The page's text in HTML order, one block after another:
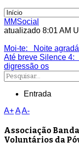
MMSocial
atualizado 8:01 AM
Moi-te: Noite
Até breve Silence 4:
digressão os
Entrada
A+AA-
Associação
Voluntários da